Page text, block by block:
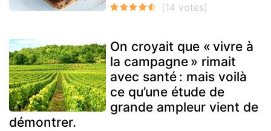
On croyait que « vivre à
la campagne » rimait
avec santé : mais voilà
ce qu’une étude de
grande ampleur vient de
démontrer.